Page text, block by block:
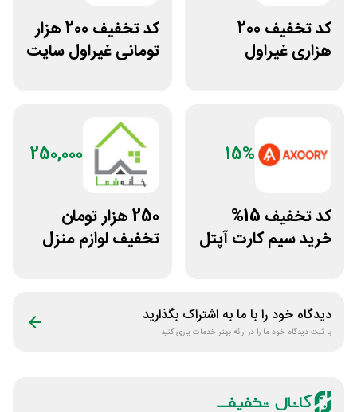
کد تخفیف 200
هزاری غیراول
کد تخفیف 200 هزار
تومانی غیراول سایت
15%
کد تخفیف 15%
خرید سیم کارت آپتل
250,000
250 هزار تومان
تخفیف لوازم منزل
دیدگاه خود را با ما به اشتراک بگذارید
با ثبت دیدگاه خود ما را در ارائه بهتر خدمات یاری کنید